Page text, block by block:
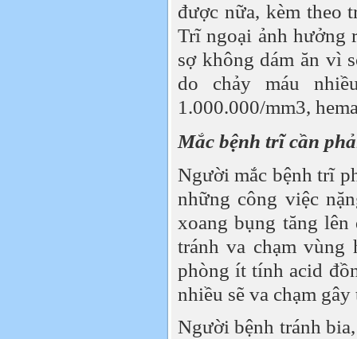
được nữa, kèm theo
Trĩ ngoại ảnh hưởng
sợ không dám ăn vì
do chảy máu
1.000.000/mm3,
Mắc bệnh trĩ cần
Người mắc bệnh trĩ
những công việc
xoang bụng tăng
tránh va chạm vùng
phòng ít tính acid
nhiều sẽ va chạm
Người bệnh tránh